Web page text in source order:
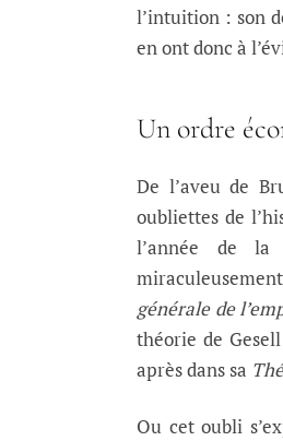
l’intuition : son
en ont donc à
Un ordre
De l’aveu de
oubliettes de
l’année de
générale de
théorie de
après dans sa
Ou cet oubli